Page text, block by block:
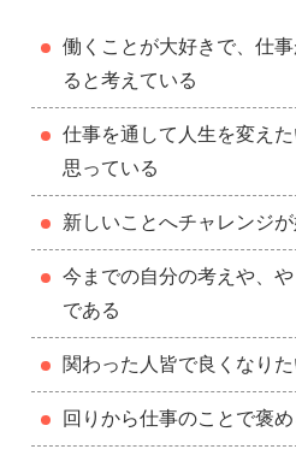
働くことが大好きで、仕
ると考えている
仕事を通して人生を変え
思っている
新しいことへチャレンジが
今までの自分の考えや、
である
関わった人皆で良くなり
回りから仕事のことで褒